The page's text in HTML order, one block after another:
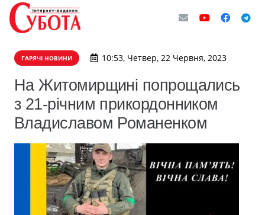
ГАРЯЧІ НОВИНИ 10:53, Четвер, 22 Червня, 2023
​На Житомирщині попрощались
з 21-річним прикордонником
Владиславом Романенком